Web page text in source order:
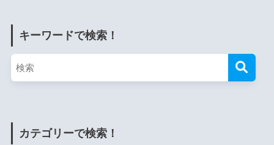
キーワードで検索！
カテゴリーで検索！